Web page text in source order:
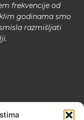
frekvencije od
godinama smo
razmišljati